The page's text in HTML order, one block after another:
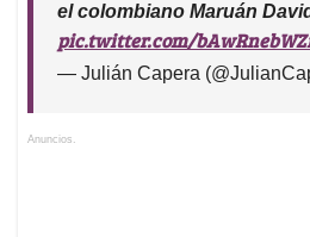
el colombiano Maruán
pic.twitter.com/
— Julián Capera
Anuncios.